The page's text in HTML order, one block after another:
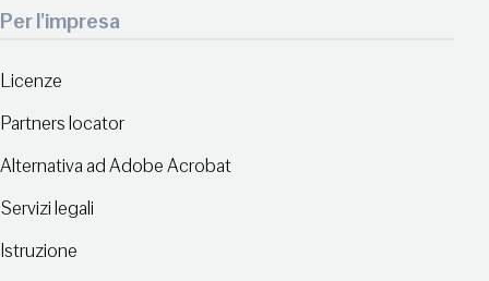
Per l'impresa
Licenze
Partners locator
Alternativa ad Adobe Acrobat
Servizi legali
Istruzione